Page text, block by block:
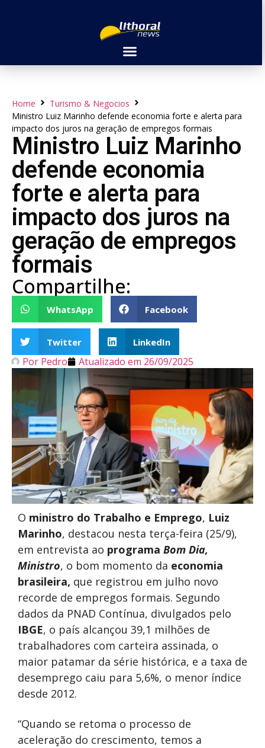
Home
Turismo & Negocios
Ministro Luiz Marinho defende economia forte e alerta para
impacto dos juros na geração de empregos formais
Ministro Luiz Marinho
defende economia
forte e alerta para
impacto dos juros na
geração de empregos
formais
Compartilhe:
WhatsApp Facebook
Twitter LinkedIn
Por Pedro Atualizado em 26/09/2025
O ministro do Trabalho e Emprego, Luiz
Marinho, destacou nesta terça-feira (25/9),
em entrevista ao programa Bom Dia,
Ministro, o bom momento da economia
brasileira, que registrou em julho novo
recorde de empregos formais. Segundo
dados da PNAD Contínua, divulgados pelo
IBGE, o país alcançou 39,1 milhões de
trabalhadores com carteira assinada, o
maior patamar da série histórica, e a taxa de
desemprego caiu para 5,6%, o menor índice
desde 2012.
“Quando se retoma o processo de
aceleração do crescimento, temos a